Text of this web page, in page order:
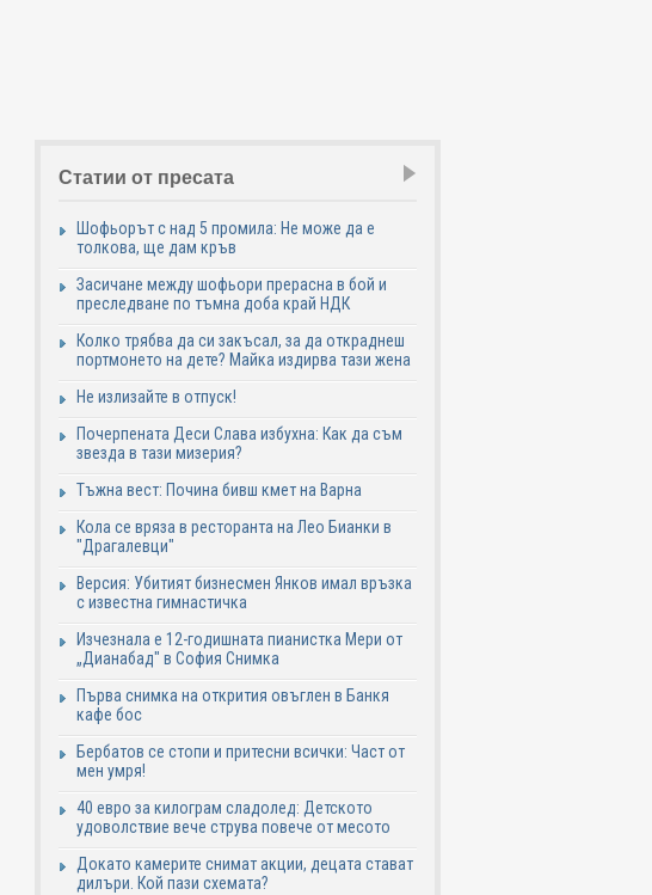
Статии от пресата
Шофьорът с над 5 промила: Не може да е
толкова, ще дам кръв
Засичане между шофьори прерасна в бой и
преследване по тъмна доба край НДК
Колко трябва да си закъсал, за да откраднеш
портмонето на дете? Майка издирва тази жена
Не излизайте в отпуск!
Почерпената Деси Слава избухна: Как да съм
звезда в тази мизерия?
Тъжна вест: Почина бивш кмет на Варна
Кола се вряза в ресторанта на Лео Бианки в
"Драгалевци"
Версия: Убитият бизнесмен Янков имал връзка
с известна гимнастичка
Изчезнала е 12-годишната пианистка Мери от
„Дианабад" в София Снимка
Първа снимка на открития овъглен в Банкя
кафе бос
Бербатов се стопи и притесни всички: Част от
мен умря!
40 евро за килограм сладолед: Детското
удоволствие вече струва повече от месото
Докато камерите снимат акции, децата стават
дилъри. Кой пази схемата?